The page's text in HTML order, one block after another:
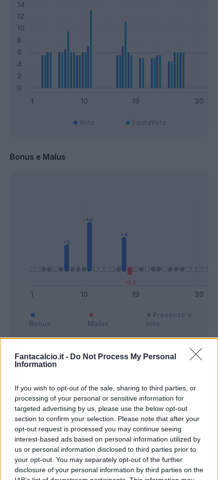
Fantacalcio.it - Do Not Process My Personal
Information
If you wish to opt-out of the sale, sharing to third parties, or
processing of your personal or sensitive information for
targeted advertising by us, please use the below opt-out
section to confirm your selection. Please note that after your
opt-out request is processed you may continue seeing
interest-based ads based on personal information utilized by
us or personal information disclosed to third parties prior to
your opt-out. You may separately opt-out of the further
disclosure of your personal information by third parties on the
Bonus e Malus
Bonus Malus
Presenze a
voto
Quotazioni